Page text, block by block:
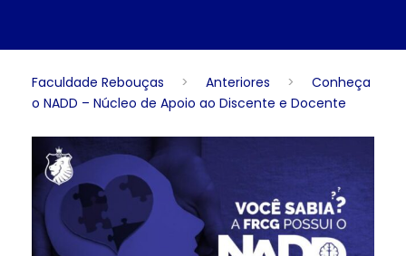
Faculdade Rebouças > Anteriores >
Conheça
o NADD – Núcleo de Apoio ao Discente e Docente